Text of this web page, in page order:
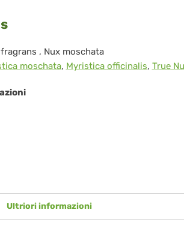
, Nux moschata
moschata, Myristica officinalis, True
Ultriori informazioni